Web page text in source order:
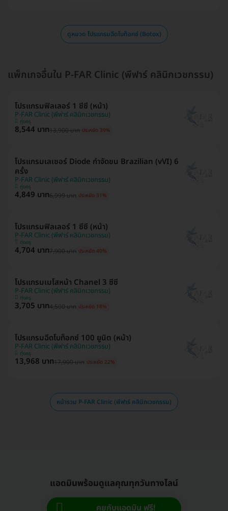
ดูหมวด โปรแกรมฉีดโบท็อกซ์ (Botox)
แพ็กเกจอื่นใน P-FAR Clinic (พีฟาร์ คลินิกเวชกรรม)
โปรแกรมฟิลเลอร์ 1 ซีซี (หน้า)
P-FAR Clinic (พีฟาร์ คลินิกเวชกรรม)
ทุ่งครุ
8,544 บาท13,900 บาท ประหยัด 39%
โปรแกรมเลเซอร์ Diode กำจัดขน Brazilian (vVI) 6
ครั้ง
P-FAR Clinic (พีฟาร์ คลินิกเวชกรรม)
ทุ่งครุ
4,849 บาท6,999 บาท ประหยัด 31%
โปรแกรมฟิลเลอร์ 1 ซีซี (หน้า)
P-FAR Clinic (พีฟาร์ คลินิกเวชกรรม)
ทุ่งครุ
4,704 บาท7,900 บาท ประหยัด 40%
โปรแกรมเมโสหน้า Chanel 3 ซีซี
P-FAR Clinic (พีฟาร์ คลินิกเวชกรรม)
ทุ่งครุ
3,705 บาท4,500 บาท ประหยัด 18%
โปรแกรมฉีดโบท็อกซ์ 100 ยูนิต (หน้า)
P-FAR Clinic (พีฟาร์ คลินิกเวชกรรม)
ทุ่งครุ
13,968 บาท17,900 บาท ประหยัด 22%
หน้ารวม P-FAR Clinic (พีฟาร์ คลินิกเวชกรรม)
แอดมินพร้อมดูแลคุณทุกวันทางไลน์
คุยกับแอดมิน ฟรี!